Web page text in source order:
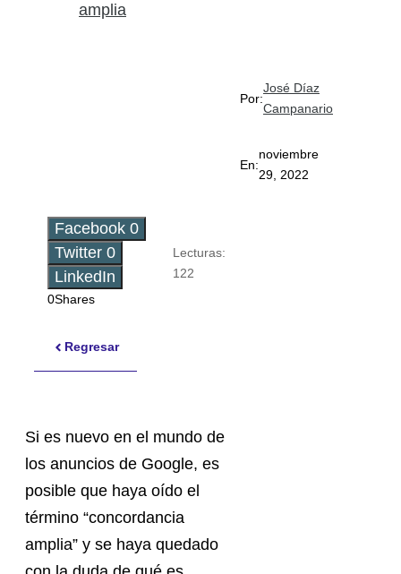
amplia
Por:
José Díaz
Campanario
En:
noviembre
29, 2022
Facebook 0
Twitter 0
LinkedIn
0Shares
Lecturas:
122
Regresar
Si es nuevo en el mundo de
los anuncios de Google, es
posible que haya oído el
término “concordancia
amplia” y se haya quedado